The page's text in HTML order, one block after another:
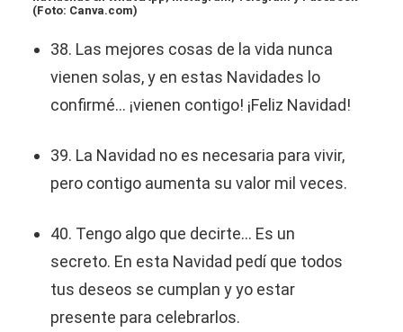
(Foto: Canva.com)
38. Las mejores cosas de la vida nunca
vienen solas, y en estas Navidades lo
confirmé... ¡vienen contigo! ¡Feliz Navidad!
39. La Navidad no es necesaria para vivir,
pero contigo aumenta su valor mil veces.
40. Tengo algo que decirte... Es un
secreto. En esta Navidad pedí que todos
tus deseos se cumplan y yo estar
presente para celebrarlos.